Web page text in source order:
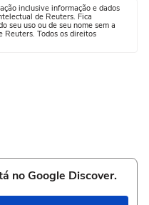
inclusive informação e dados
de Reuters. Fica
seu uso ou de seu nome sem a
Reuters. Todos os direitos
no Google Discover.